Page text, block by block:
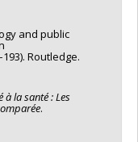
and public
Routledge.
à la santé : Les
.